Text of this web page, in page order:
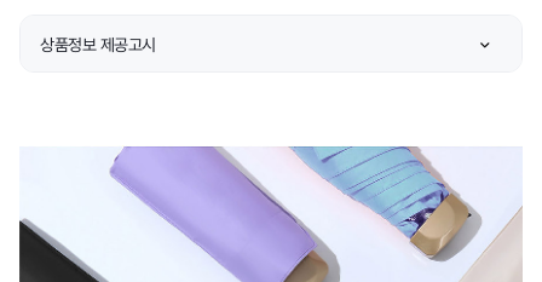
상품정보 제공고시
허가 관련 상품 상세설명 참조
제조국 또는 원산지 상품 상세설명 참조
제조자/수입자 상품 상세설명 참조